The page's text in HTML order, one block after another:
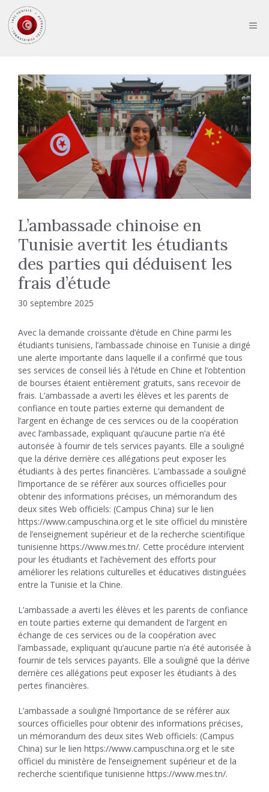
au
contenu
L’ambassade chinoise en
Tunisie avertit les étudiants
des parties qui déduisent les
frais d’étude
30 septembre 2025
Avec la demande croissante d’étude en Chine parmi les
étudiants tunisiens, l’ambassade chinoise en Tunisie a dirigé
une alerte importante dans laquelle il a confirmé que tous
ses services de conseil liés à l’étude en Chine et l’obtention
de bourses étaient entièrement gratuits, sans recevoir de
frais. L’ambassade a averti les élèves et les parents de
confiance en toute parties externe qui demandent de
l’argent en échange de ces services ou de la coopération
avec l’ambassade, expliquant qu’aucune partie n’a été
autorisée à fournir de tels services payants. Elle a souligné
que la dérive derrière ces allégations peut exposer les
étudiants à des pertes financières. L’ambassade a souligné
l’importance de se référer aux sources officielles pour
obtenir des informations précises, un mémorandum des
deux sites Web officiels: (Campus China) sur le lien
https://www.campuschina.org et le site officiel du ministère
de l’enseignement supérieur et de la recherche scientifique
tunisienne https://www.mes.tn/. Cette procédure intervient
pour les étudiants et l’achèvement des efforts pour
améliorer les relations culturelles et éducatives distinguées
entre la Tunisie et la Chine.
L’ambassade a averti les élèves et les parents de confiance
en toute parties externe qui demandent de l’argent en
échange de ces services ou de la coopération avec
l’ambassade, expliquant qu’aucune partie n’a été autorisée à
fournir de tels services payants. Elle a souligné que la dérive
derrière ces allégations peut exposer les étudiants à des
pertes financières.
L’ambassade a souligné l’importance de se référer aux
sources officielles pour obtenir des informations précises,
un mémorandum des deux sites Web officiels: (Campus
China) sur le lien https://www.campuschina.org et le site
officiel du ministère de l’enseignement supérieur et de la
recherche scientifique tunisienne https://www.mes.tn/.